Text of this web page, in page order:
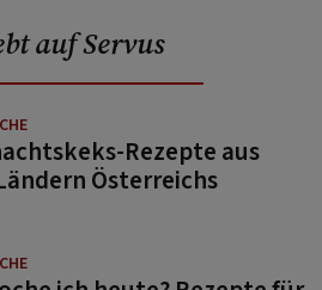
auf Servus
Rezepte aus
Österreichs